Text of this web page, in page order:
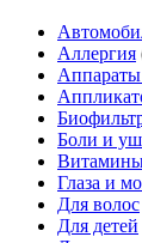
Аллергия
Боли и
Глаза и
Для волос
Для детей